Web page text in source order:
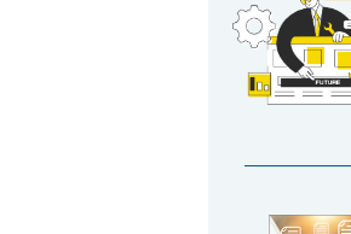
会社情報